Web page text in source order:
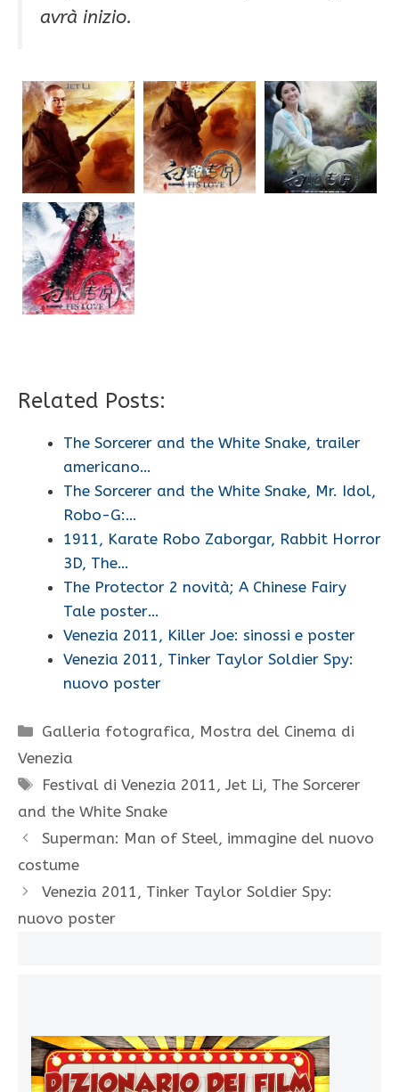
avrà inizio.
Related Posts:
The Sorcerer and the White Snake, trailer
americano…
The Sorcerer and the White Snake, Mr. Idol,
Robo-G:…
1911, Karate Robo Zaborgar, Rabbit Horror
3D, The…
The Protector 2 novità; A Chinese Fairy
Tale poster…
Venezia 2011, Killer Joe: sinossi e poster
Venezia 2011, Tinker Taylor Soldier Spy:
nuovo poster
Categorie
Galleria fotografica, Mostra del Cinema di
Venezia
Tag
Festival di Venezia 2011 ,Jet Li, The Sorcerer
and the White Snake
Superman: Man of Steel, immagine del nuovo
costume
Venezia 2011, Tinker Taylor Soldier Spy:
nuovo poster